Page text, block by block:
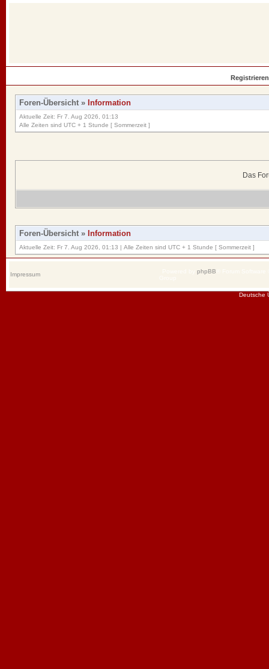
Registrieren
Foren-Übersicht » Information
Aktuelle Zeit: Fr 7. Aug 2026, 01:13
Alle Zeiten sind UTC + 1 Stunde [ Sommerzeit ]
Das
Foren-Übersicht » Information
Aktuelle Zeit: Fr 7. Aug 2026, 01:13 | Alle Zeiten sind UTC + 1 Stunde [ Sommerzeit ]
Impressum phpBB
Deutsche